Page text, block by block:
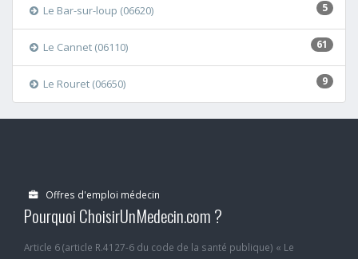
5
Le Bar-sur-loup (06620)
61
Le Cannet (06110)
9
Le Rouret (06650)
Offres d'emploi médecin
Pourquoi ChoisirUnMedecin.com ?
Article 6 (article R.4127-6 du code de la santé publique) « Le